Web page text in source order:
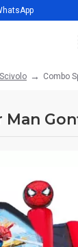
Combo
Man